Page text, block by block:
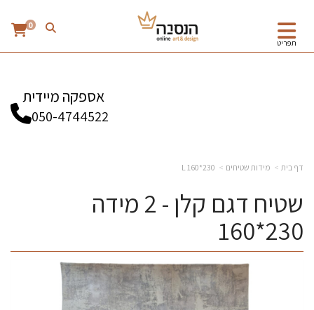
תפריט
0
אספקה מיידית
050-4744522
דף בית מידות שטיחים 230*160 L
שטיח דגם קלן - 2 מידה
230*160